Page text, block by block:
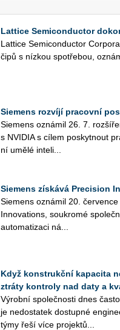
Lattice Semiconductor
Lat­ti­ce Se­mi­con­duc­tor
čipů s níz­kou spo­tře­bou,
Siemens rozvíjí pracovní
Sie­mens ozná­mil 26. 7.
s NVI­DIA s cílem po­skyt­nout
ní umělé in­te­li­...
Siemens získává Precision
Sie­mens ozná­mil 20.
In­no­vati­ons, sou­kro­mé
au­to­ma­ti­za­ci ná­...
Když konstrukční kapacita
ztráty kontroly nad daty a
Vý­rob­ní spo­leč­nos­ti dnes
je ne­do­sta­tek do­stup­né
týmy řeší více pro­jek­tů...